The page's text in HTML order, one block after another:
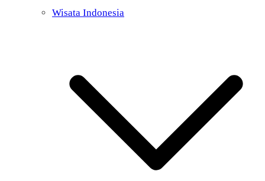
Wisata Indonesia